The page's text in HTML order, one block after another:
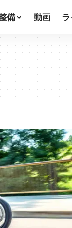
備 動画 ラ